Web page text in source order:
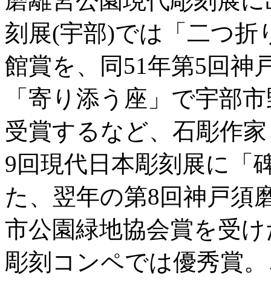
刻展(宇部)では「二つ折
館賞を、同51年第5回神
「寄り添う座」で宇部
受賞するなど、石彫作
9回現代日本彫刻展に「
た、翌年の第8回神戸須
市公園緑地協会賞を受
彫刻コンペでは優秀賞